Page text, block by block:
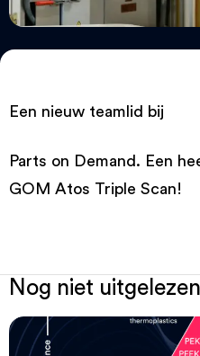
Een nieuw teamlid bij
Parts on Demand. Een
GOM Atos Triple Scan!
Nog niet